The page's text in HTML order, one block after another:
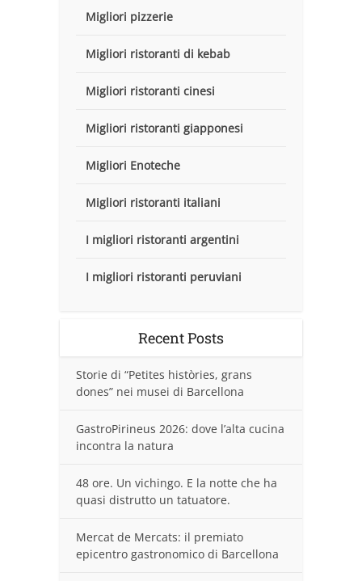
Migliori pizzerie
Migliori ristoranti di kebab
Migliori ristoranti cinesi
Migliori ristoranti giapponesi
Migliori Enoteche
Migliori ristoranti italiani
I migliori ristoranti argentini
I migliori ristoranti peruviani
Recent Posts
Storie di “Petites històries, grans
dones” nei musei di Barcellona
GastroPirineus 2026: dove l’alta cucina
incontra la natura
48 ore. Un vichingo. E la notte che ha
quasi distrutto un tatuatore.
Mercat de Mercats: il premiato
epicentro gastronomico di Barcellona